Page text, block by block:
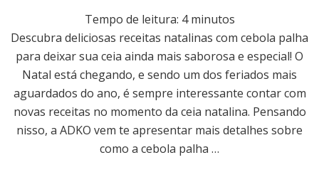
Tempo de leitura: 4 minutos
Descubra deliciosas receitas natalinas com cebola palha
para deixar sua ceia ainda mais saborosa e especial! O
Natal está chegando, e sendo um dos feriados mais
aguardados do ano, é sempre interessante contar com
novas receitas no momento da ceia natalina. Pensando
nisso, a ADKO vem te apresentar mais detalhes sobre
como a cebola palha …